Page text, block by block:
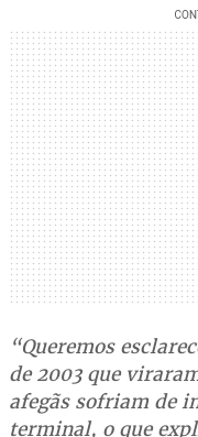
“Queremos
de 2003 que
afegãs sofriam de
terminal, o que